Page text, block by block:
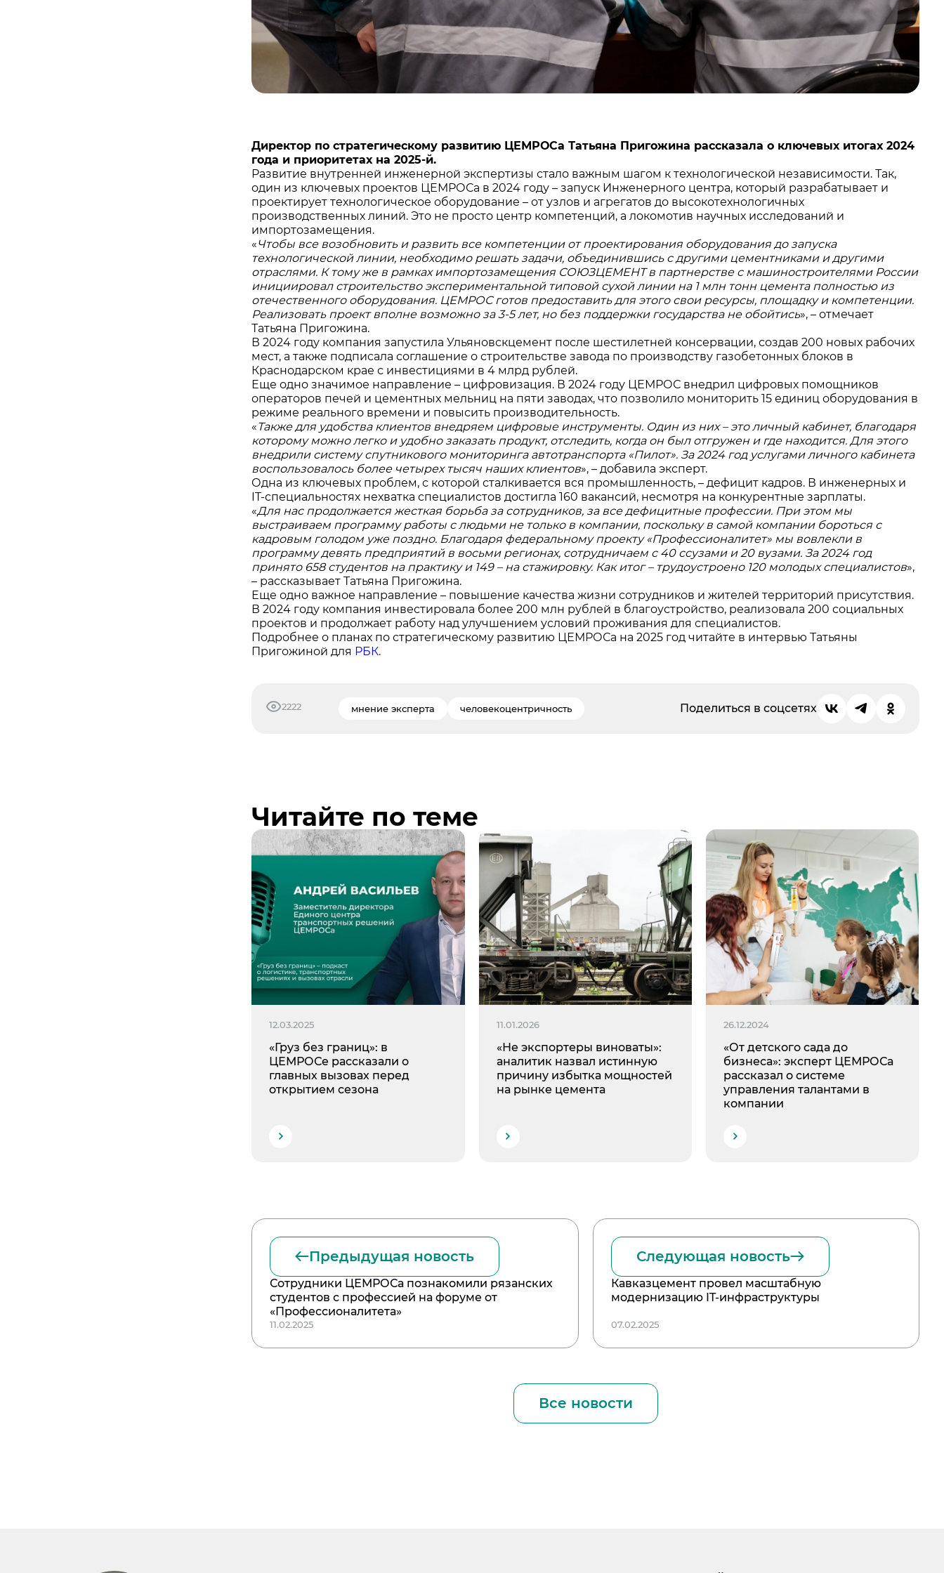
Директор по стратегическому развитию ЦЕМРОСа Татьяна Пригожина рассказала о ключевых итогах 2024
года и приоритетах на 2025-й.
Развитие внутренней инженерной экспертизы стало важным шагом к технологической независимости. Так,
один из ключевых проектов ЦЕМРОСа в 2024 году – запуск Инженерного центра, который разрабатывает и
проектирует технологическое оборудование – от узлов и агрегатов до высокотехнологичных
производственных линий. Это не просто центр компетенций, а локомотив научных исследований и
импортозамещения.
«Чтобы все возобновить и развить все компетенции от проектирования оборудования до запуска
технологической линии, необходимо решать задачи, объединившись с другими цементниками и другими
отраслями. К тому же в рамках импортозамещения СОЮЗЦЕМЕНТ в партнерстве с машиностроителями России
инициировал строительство экспериментальной типовой сухой линии на 1 млн тонн цемента полностью из
отечественного оборудования. ЦЕМРОС готов предоставить для этого свои ресурсы, площадку и компетенции.
Реализовать проект вполне возможно за 3-5 лет, но без поддержки государства не обойтись», – отмечает
Татьяна Пригожина.
В 2024 году компания запустила Ульяновскцемент после шестилетней консервации, создав 200 новых рабочих
мест, а также подписала соглашение о строительстве завода по производству газобетонных блоков в
Краснодарском крае с инвестициями в 4 млрд рублей.
Еще одно значимое направление – цифровизация. В 2024 году ЦЕМРОС внедрил цифровых помощников
операторов печей и цементных мельниц на пяти заводах, что позволило мониторить 15 единиц оборудования в
режиме реального времени и повысить производительность.
«Также для удобства клиентов внедряем цифровые инструменты. Один из них – это личный кабинет, благодаря
которому можно легко и удобно заказать продукт, отследить, когда он был отгружен и где находится. Для этого
внедрили систему спутникового мониторинга автотранспорта «Пилот». За 2024 год услугами личного кабинета
воспользовалось более четырех тысяч наших клиентов», – добавила эксперт.
Одна из ключевых проблем, с которой сталкивается вся промышленность, – дефицит кадров. В инженерных и
IT-специальностях нехватка специалистов достигла 160 вакансий, несмотря на конкурентные зарплаты.
«Для нас продолжается жесткая борьба за сотрудников, за все дефицитные профессии. При этом мы
выстраиваем программу работы с людьми не только в компании, поскольку в самой компании бороться с
кадровым голодом уже поздно. Благодаря федеральному проекту «Профессионалитет» мы вовлекли в
программу девять предприятий в восьми регионах, сотрудничаем с 40 ссузами и 20 вузами. За 2024 год
принято 658 студентов на практику и 149 – на стажировку. Как итог– трудоустроено 120 молодых специалистов»,
– рассказывает Татьяна Пригожина.
Еще одно важное направление – повышение качества жизни сотрудников и жителей территорий присутствия.
В 2024 году компания инвестировала более 200 млн рублей в благоустройство, реализовала 200 социальных
проектов и продолжает работу над улучшением условий проживания для специалистов.
Подробнее о планах по стратегическому развитию ЦЕМРОСа на 2025 год читайте в интервью Татьяны
Пригожиной для РБК.
2222 мнение эксперта человекоцентричность Поделиться в соцсетях
Читайте по теме
12.03.2025
«Груз без границ»: в
ЦЕМРОСе рассказали о
главных вызовах перед
открытием сезона
11.01.2026
«Не экспортеры виноваты»:
аналитик назвал истинную
причину избытка мощностей
на рынке цемента
26.12.2024
«От детского сада до
бизнеса»: эксперт ЦЕМРОСа
рассказал о системе
управления талантами в
компании
Предыдущая новость
Сотрудники ЦЕМРОСа познакомили рязанских
студентов с профессией на форуме от
«Профессионалитета»
11.02.2025
Следующая новость
Кавказцемент провел масштабную
модернизацию IT-инфраструктуры
07.02.2025
Все новости